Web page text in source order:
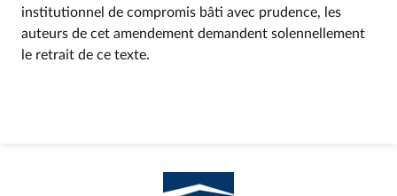
institutionnel de compromis bâti avec prudence, les
auteurs de cet amendement demandent solennellement
le retrait de ce texte.